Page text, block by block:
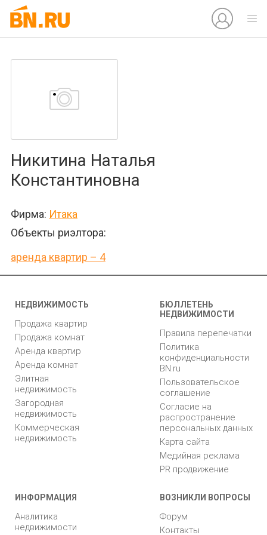
Никитина Наталья
Константиновна
Фирма: Итака
Объекты риэлтора:
аренда квартир – 4
НЕДВИЖИМОСТЬ
Продажа квартир
Продажа комнат
Аренда квартир
Аренда комнат
Элитная
недвижимость
Загородная
недвижимость
Коммерческая
недвижимость
БЮЛЛЕТЕНЬ
НЕДВИЖИМОСТИ
Правила перепечатки
Политика
конфиденциальности
BN.ru
Пользовательское
соглашение
Согласие на
распространение
персональных данных
Карта сайта
Медийная реклама
PR продвижение
ИНФОРМАЦИЯ
Аналитика
недвижимости
ВОЗНИКЛИ ВОПРОСЫ
Форум
Контакты